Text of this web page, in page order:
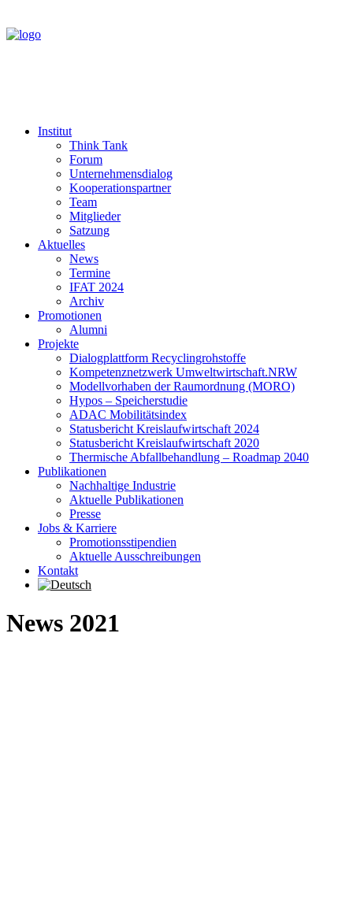
Institut
Think Tank
Forum
Unternehmensdialog
Kooperationspartner
Team
Mitglieder
Satzung
Aktuelles
News
Termine
IFAT 2024
Archiv
Promotionen
Alumni
Projekte
Dialogplattform Recyclingrohstoffe
Kompetenznetzwerk Umweltwirtschaft.NRW
Modellvorhaben der Raumordnung (MORO)
Hypos – Speicherstudie
ADAC Mobilitätsindex
Statusbericht Kreislaufwirtschaft 2024
Statusbericht Kreislaufwirtschaft 2020
Thermische Abfallbehandlung – Roadmap 2040
Publikationen
Nachhaltige Industrie
Aktuelle Publikationen
Presse
Jobs & Karriere
Promotionsstipendien
Aktuelle Ausschreibungen
Kontakt
News 2021